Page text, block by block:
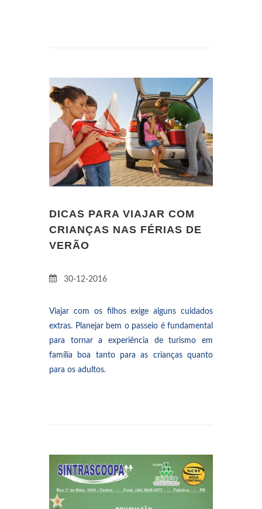
DICAS PARA VIAJAR COM
CRIANÇAS NAS FÉRIAS DE
VERÃO
30-12-2016
Viajar com os filhos exige alguns cuidados
extras. Planejar bem o passeio é fundamental
para tornar a experiência de turismo em
família boa tanto para as crianças quanto
para os adultos.